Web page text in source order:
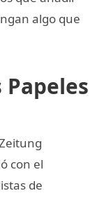
algo que
con el
de